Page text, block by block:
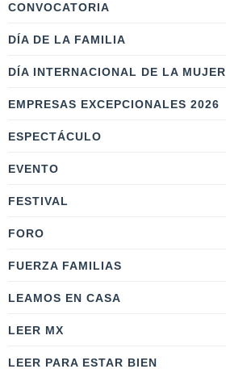
CONVOCATORIA
DÍA DE LA FAMILIA
DÍA INTERNACIONAL DE LA MUJER
EMPRESAS EXCEPCIONALES 2026
ESPECTÁCULO
EVENTO
FESTIVAL
FORO
FUERZA FAMILIAS
LEAMOS EN CASA
LEER MX
LEER PARA ESTAR BIEN